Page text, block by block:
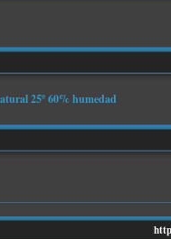
25º 60% humedad